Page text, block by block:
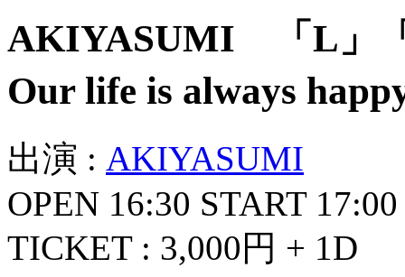
AKIYASUMI 「L」「
Our life is always
出演 : AKIYASUMI
OPEN 16:30 START 17:00
TICKET : 3,000円 + 1D